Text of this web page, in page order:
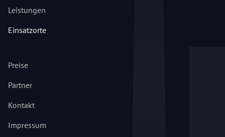
Leistungen
Einsatzorte
Preise
Partner
Kontakt
Impressum